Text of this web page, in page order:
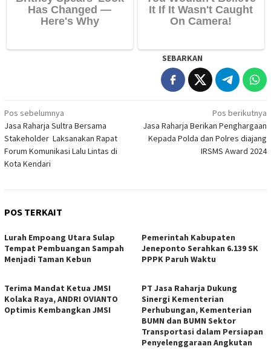
SEBARKAN
Navigasi
pos
Pos sebelumnya
Jasa Raharja Sultra Bersama
Stakeholder Laksanakan Rapat
Forum Komunikasi Lalu Lintas di
Kota Kendari
Pos berikutnya
Jasa Raharja Berikan Penghargaan
Kepada Polda dan Polres diajang
IRSMS Award 2024
POS TERKAIT
Lurah Empoang Utara Sulap
Tempat Pembuangan Sampah
Menjadi Taman Kebun
Pemerintah Kabupaten
Jeneponto Serahkan 6.139 SK
PPPK Paruh Waktu
Terima Mandat Ketua JMSI
Kolaka Raya, ANDRI OVIANTO
Optimis Kembangkan JMSI
PT Jasa Raharja Dukung
Sinergi Kementerian
Perhubungan, Kementerian
BUMN dan BUMN Sektor
Transportasi dalam Persiapan
Penyelenggaraan Angkutan